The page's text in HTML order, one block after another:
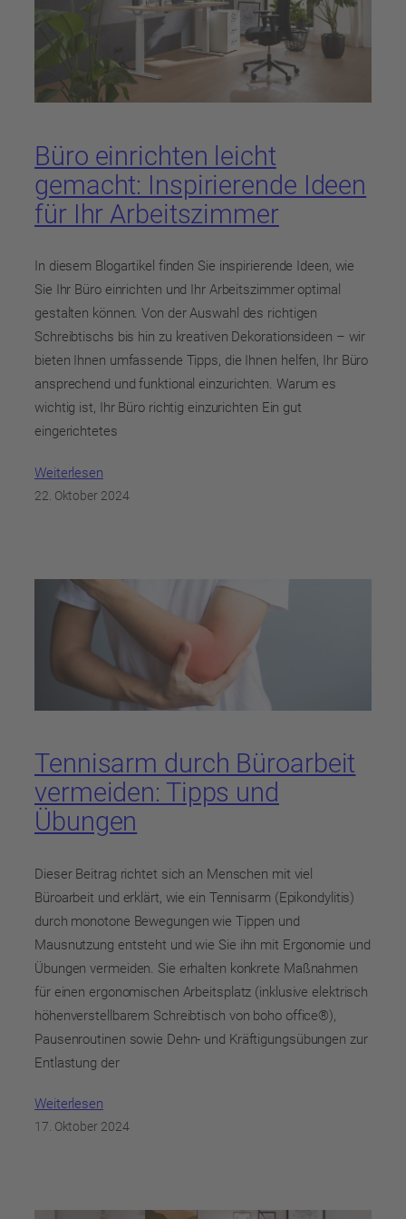
Büro einrichten leicht
gemacht: Inspirierende Ideen
für Ihr Arbeitszimmer
In diesem Blogartikel finden Sie inspirierende Ideen, wie
Sie Ihr Büro einrichten und Ihr Arbeitszimmer optimal
gestalten können. Von der Auswahl des richtigen
Schreibtischs bis hin zu kreativen Dekorationsideen – wir
bieten Ihnen umfassende Tipps, die Ihnen helfen, Ihr Büro
ansprechend und funktional einzurichten. Warum es
wichtig ist, Ihr Büro richtig einzurichten Ein gut
eingerichtetes
Weiterlesen
22. Oktober 2024
Tennisarm durch Büroarbeit
vermeiden: Tipps und
Übungen
Dieser Beitrag richtet sich an Menschen mit viel
Büroarbeit und erklärt, wie ein Tennisarm (Epikondylitis)
durch monotone Bewegungen wie Tippen und
Mausnutzung entsteht und wie Sie ihn mit Ergonomie und
Übungen vermeiden. Sie erhalten konkrete Maßnahmen
für einen ergonomischen Arbeitsplatz (inklusive elektrisch
höhenverstellbarem Schreibtisch von boho office®),
Pausenroutinen sowie Dehn‑ und Kräftigungsübungen zur
Entlastung der
Weiterlesen
17. Oktober 2024